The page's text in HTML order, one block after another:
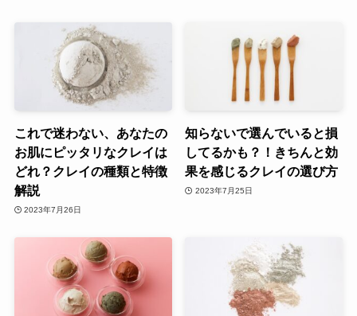
これで迷わない、あなたの
お肌にピッタリなクレイは
どれ？クレイの種類と特徴
解説
2023年7月26日
知らないで選んでいると損
してるかも？！きちんと効
果を感じるクレイの選び方
2023年7月25日